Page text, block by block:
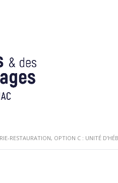
RESTAURATION, OPTION C : UNITÉ